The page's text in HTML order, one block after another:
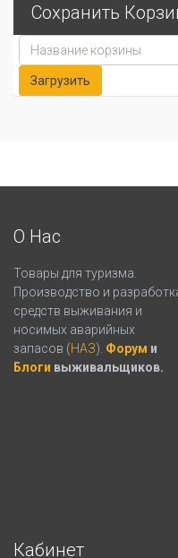
Сохранить
О Нас
Товары для туризма.
Производство и
средств выживания и
носимых аварийных
запасов (НАЗ). Форум и
Блоги выживальщиков.
Кабинет